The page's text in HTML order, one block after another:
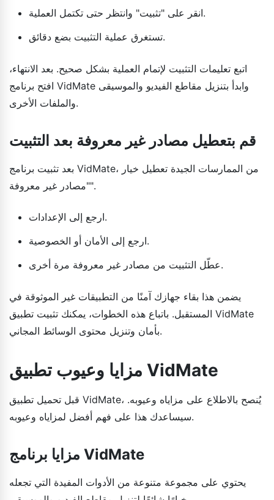
انقر على "تثبيت" وانتظر حتى تكتمل العملية.
تستغرق عملية التثبيت بضع دقائق.
اتبع تعليمات التثبيت لإتمام العملية بشكل صحيح. بعد الانتهاء،
افتح برنامج VidMate وابدأ بتنزيل مقاطع الفيديو والموسيقى
والملفات الأخرى.
قم بتعطيل مصادر غير معروفة بعد التثبيت
بعد تثبيت برنامج VidMate، من الممارسات الجيدة تعطيل خيار
"مصادر غير معروفة".
ارجع إلى الإعدادات.
ارجع إلى الأمان أو الخصوصية.
عطّل التثبيت من مصادر غير معروفة مرة أخرى.
يضمن هذا بقاء جهازك آمنًا من التطبيقات غير الموثوقة في
المستقبل. باتباع هذه الخطوات، يمكنك تثبيت تطبيق VidMate
بأمان وتنزيل محتوى الوسائط المجاني.
مزايا وعيوب تطبيق VidMate
قبل تحميل تطبيق VidMate، يُنصح بالاطلاع على مزاياه وعيوبه.
سيساعدك هذا على فهم أفضل لمزاياه وعيوبه.
مزايا برنامج VidMate
يحتوي على مجموعة متنوعة من الأدوات المفيدة التي تجعله